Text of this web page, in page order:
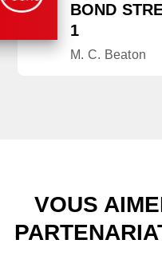
BOND
1
M. C. Beaton
VOUS